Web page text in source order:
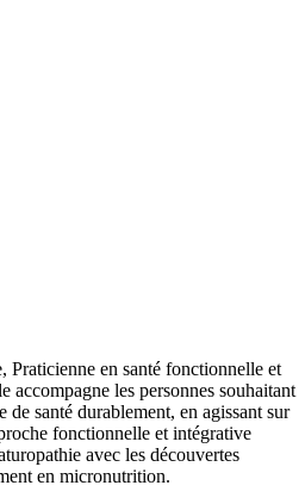
Praticienne en santé fonctionnelle et
accompagne les personnes souhaitant
santé durablement, en agissant sur
fonctionnelle et intégrative
avec les découvertes
en micronutrition.